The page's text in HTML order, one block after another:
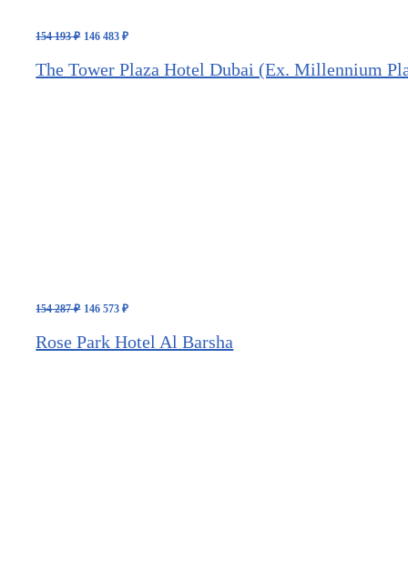
154 193₽ Первоначальная
составляла
154
146 483₽Текущая
146
483 ₽.
The Tower Plaza Hotel Dubai (Ex. Millennium
154 287₽ Первоначальная
составляла
154
146 573₽Текущая
573 ₽.
Rose Park Hotel Al Barsha